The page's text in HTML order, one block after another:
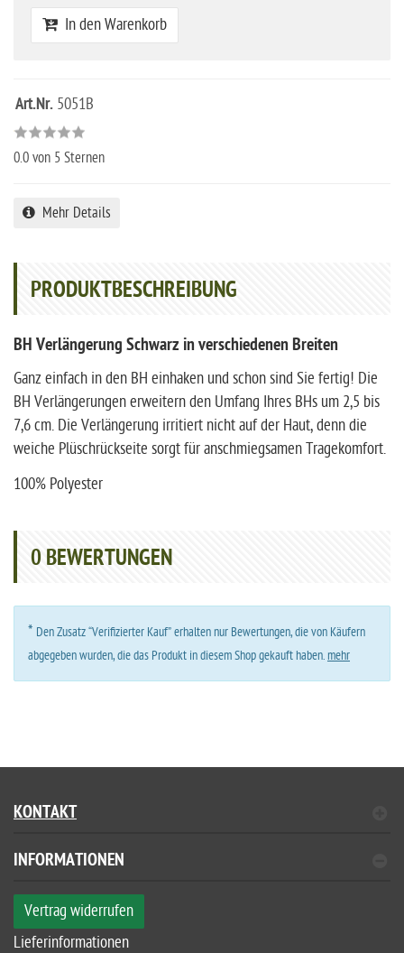
In den Warenkorb
Art.Nr. 5051B
0.0 von 5 Sternen
Mehr Details
PRODUKTBESCHREIBUNG
BH Verlängerung Schwarz in verschiedenen Breiten
Ganz einfach in den BH einhaken und schon sind Sie fertig! Die
BH Verlängerungen erweitern den Umfang Ihres BHs um 2,5 bis
7,6 cm. Die Verlängerung irritiert nicht auf der Haut, denn die
weiche Plüschrückseite sorgt für anschmiegsamen Tragekomfort.
100% Polyester
0 BEWERTUNGEN
* Den Zusatz “Verifizierter Kauf” erhalten nur Bewertungen, die von Käufern
abgegeben wurden, die das Produkt in diesem Shop gekauft haben.mehr
KONTAKT
INFORMATIONEN
Vertrag widerrufen
Lieferinformationen